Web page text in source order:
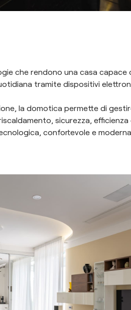
che rendono una casa
tramite dispositivi
la domotica permette di
sicurezza,
confortevole e